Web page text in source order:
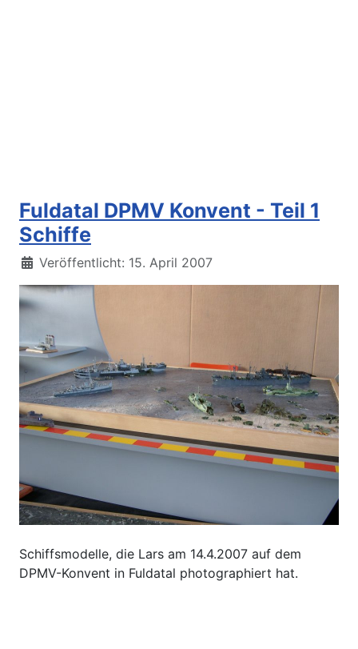
Fuldatal DPMV Konvent - Teil 1
Schiffe
Details
Veröffentlicht: 15. April 2007
Schiffsmodelle, die Lars am 14.4.2007 auf dem
DPMV-Konvent in Fuldatal photographiert hat.